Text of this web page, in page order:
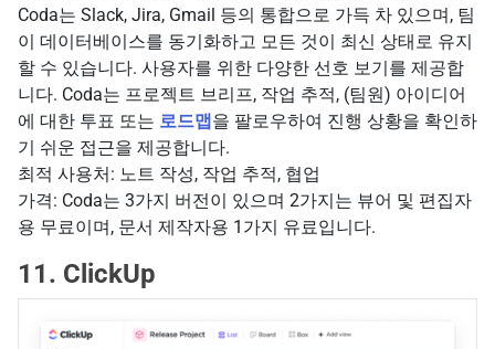
Coda는 Slack, Jira, Gmail 등의 통합으로 가득 차 있으며, 팀
이 데이터베이스를 동기화하고 모든 것이 최신 상태로 유지
할 수 있습니다. 사용자를 위한 다양한 선호 보기를 제공합
니다. Coda는 프로젝트 브리프, 작업 추적, (팀원) 아이디어
에 대한 투표 또는 로드맵을 팔로우하여 진행 상황을 확인하
기 쉬운 접근을 제공합니다.
최적 사용처: 노트 작성, 작업 추적, 협업
가격: Coda는 3가지 버전이 있으며 2가지는 뷰어 및 편집자
용 무료이며, 문서 제작자용 1가지 유료입니다.
11. ClickUp